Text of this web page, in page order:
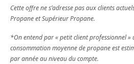
Cette offre ne s’adresse pas aux clients
Propane et Supérieur Propane.
*On entend par « petit client professionnel
consommation moyenne de propane est
par année au niveau du compte.